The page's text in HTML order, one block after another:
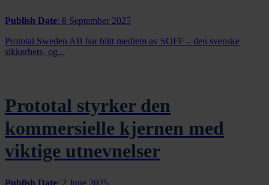
Publish Date: 8 September 2025
Prototal Sweden AB har blitt medlem av SOFF – den svenske
sikkerhets- og...
Prototal styrker den
kommersielle kjernen med
viktige utnevnelser
Publish Date: 2 June 2025